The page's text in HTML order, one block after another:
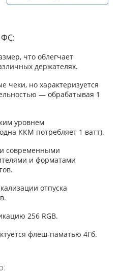
ФС:
что облегчает
держателях.
чеки, но характеризуется
— обрабатывая 1
уровнем
ККМ потребляет 1 ватт).
современными
и форматами
отпуска
256 RGB.
флеш-паматью 4Гб.